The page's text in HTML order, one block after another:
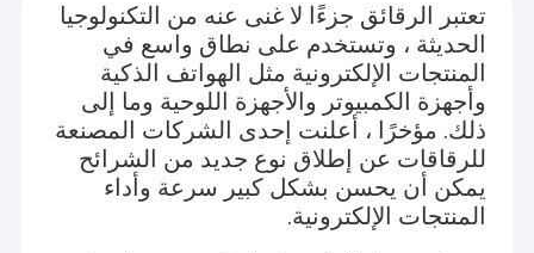
تعتبر الرقائق جزءًا لا غنى عنه من التكنولوجيا
الحديثة ، وتستخدم على نطاق واسع في
المنتجات الإلكترونية مثل الهواتف الذكية
وأجهزة الكمبيوتر والأجهزة اللوحية وما إلى
ذلك. مؤخرًا ، أعلنت إحدى الشركات المصنعة
للرقاقات عن إطلاق نوع جديد من الشرائح
يمكن أن يحسن بشكل كبير سرعة وأداء
المنتجات الإلكترونية.